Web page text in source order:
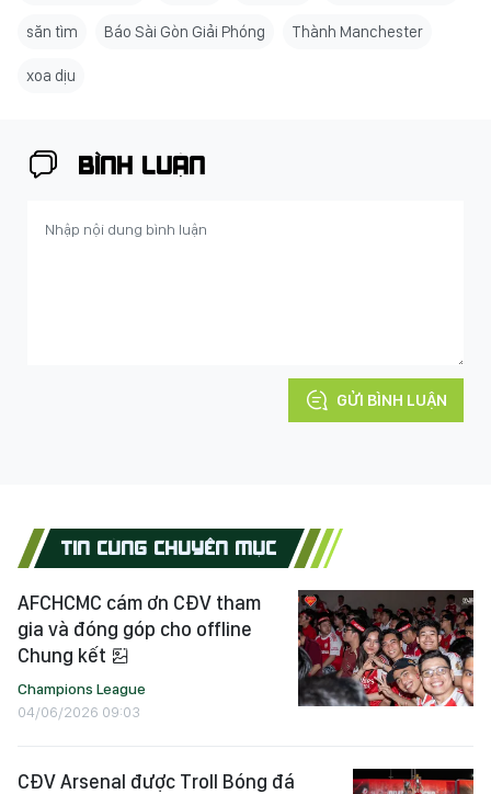
săn tìm Báo Sài Gòn Giải Phóng Thành Manchester
xoa dịu
BÌNH LUẬN
GỬI BÌNH LUẬN
TIN CÙNG CHUYÊN MỤC
AFCHCMC cám ơn CĐV tham
gia và đóng góp cho offline
Chung kết
Champions League
04/06/2026 09:03
CĐV Arsenal được Troll Bóng đá